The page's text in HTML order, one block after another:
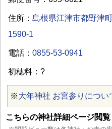
住所： 島根県江津市都野津
1590-1
電話： 0855-53-0941
初穂料：?
※大年神社 お宮参りにつ
こちらの神社詳細ページ閲